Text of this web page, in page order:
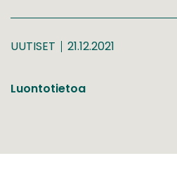
UUTISET 21.12.2021
Luontotietoa